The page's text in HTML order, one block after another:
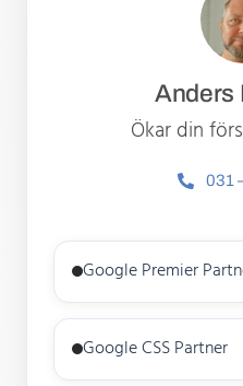
Anders
Ökar din
031
Google Premier
Google CSS Partner